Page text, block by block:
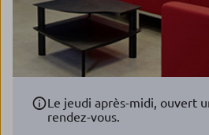
Le jeudi après-midi, ouvert
rendez-vous.